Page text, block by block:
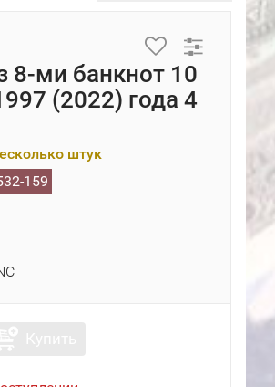
8-ми банкнот 10
(2022) года 4
штук
159